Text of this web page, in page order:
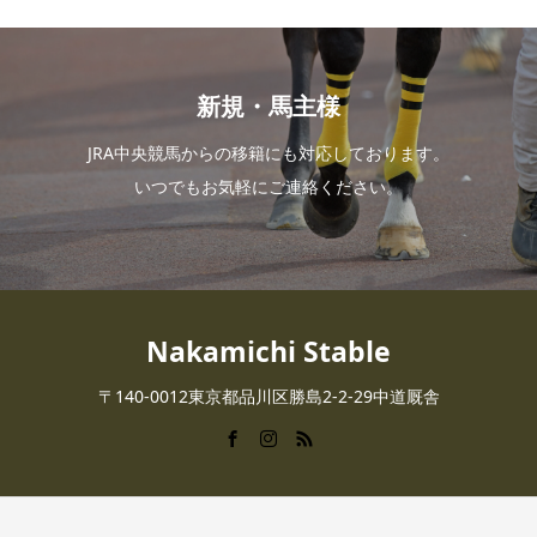
新規・馬主様
JRA中央競馬からの移籍にも対応しております。
いつでもお気軽にご連絡ください。
Nakamichi Stable
〒140-0012東京都品川区勝島2-2-29中道厩舎